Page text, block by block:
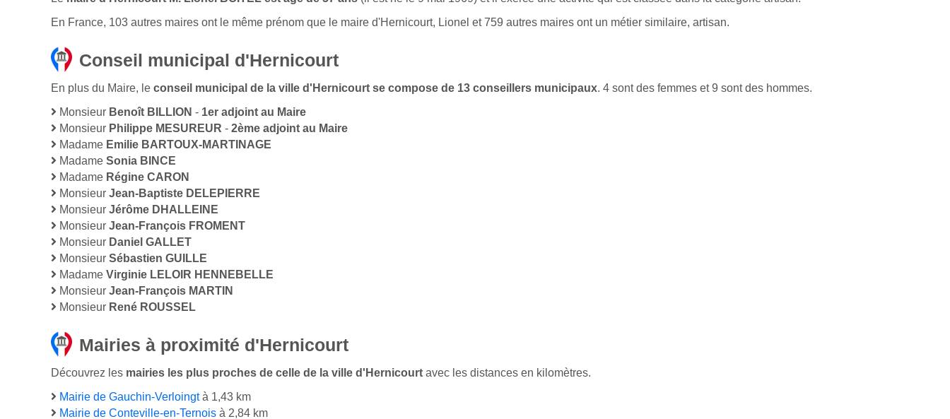
En France, 103 autres maires ont le même prénom que le maire d'Hernicourt, Lionel et 759 autres maires ont un métier similaire, artisan.
Conseil municipal d'Hernicourt
En plus du Maire, le conseil municipal de la ville d'Hernicourt se compose de 13 conseillers municipaux. 4 sont des femmes et 9 sont des hommes.
Monsieur Benoît BILLION - 1er adjoint au Maire
Monsieur Philippe MESUREUR - 2ème adjoint au Maire
Madame Emilie BARTOUX-MARTINAGE
Madame Sonia BINCE
Madame Régine CARON
Monsieur Jean-Baptiste DELEPIERRE
Monsieur Jérôme DHALLEINE
Monsieur Jean-François FROMENT
Monsieur Daniel GALLET
Monsieur Sébastien GUILLE
Madame Virginie LELOIR HENNEBELLE
Monsieur Jean-François MARTIN
Monsieur René ROUSSEL
Mairies à proximité d'Hernicourt
Découvrez les mairies les plus proches de celle de la ville d'Hernicourt avec les distances en kilomètres.
Mairie de Gauchin-Verloingtà 1,43 km
Mairie de Conteville-en-Ternois à 2,84 km